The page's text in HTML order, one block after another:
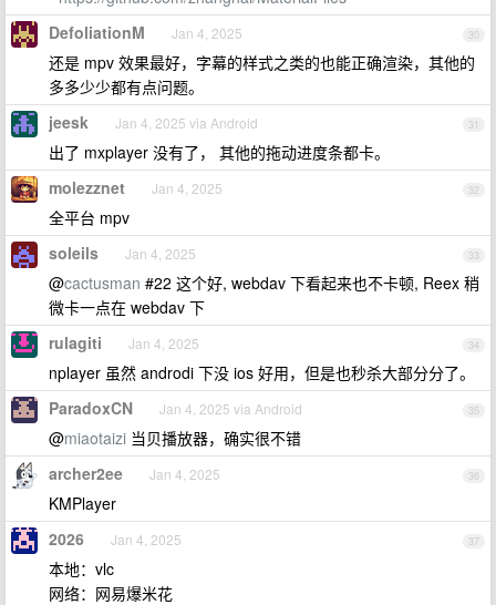
30
DefoliationM Jan 4, 2025
还是 mpv 效果最好，字幕的样式之类的也能正确渲染，其他的
多多少少都有点问题。
31
jeesk Jan 4, 2025 via Android
出了 mxplayer 没有了， 其他的拖动进度条都卡。
32
molezznet Jan 4, 2025
全平台 mpv
33
soleils Jan 4, 2025
@cactusman #22 这个好, webdav 下看起来也不卡顿, Reex 稍
微卡一点在 webdav 下
34
rulagiti Jan 4, 2025
nplayer 虽然 androdi 下没 ios 好用，但是也秒杀大部分分了。
35
ParadoxCN Jan 4, 2025 via Android
@miaotaizi 当贝播放器，确实很不错
36
archer2ee Jan 4, 2025
KMPlayer
37
2026 Jan 4, 2025
本地：vlc
网络：网易爆米花